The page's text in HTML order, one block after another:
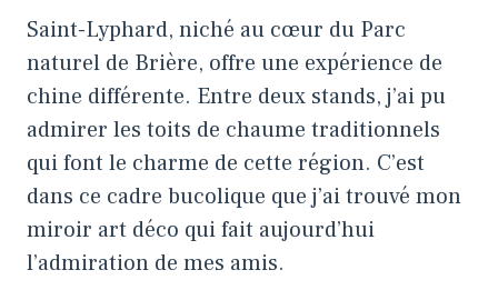
Saint-Lyphard, niché au cœur du Parc
naturel de Brière, offre une expérience de
chine différente. Entre deux stands, j’ai pu
admirer les toits de chaume traditionnels
qui font le charme de cette région. C’est
dans ce cadre bucolique que j’ai trouvé mon
miroir art déco qui fait aujourd’hui
l’admiration de mes amis.